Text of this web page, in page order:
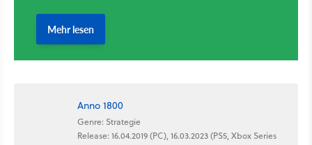
Anno 1800
Genre: Strategie
Release: 16.04.2019 (PC), 16.03.2023 (PS5, Xbox Series